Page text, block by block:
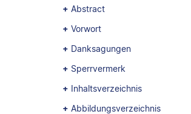
Abstract
Vorwort
Danksagungen
Sperrvermerk
Inhaltsverzeichnis
Abbildungsverzeichnis